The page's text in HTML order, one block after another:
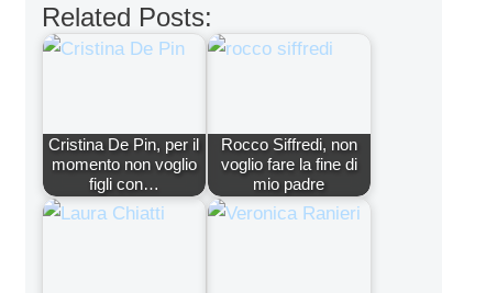
Related Posts:
Cristina De Pin, per il
momento non voglio
figli con…
Rocco Siffredi, non
voglio fare la fine di
mio padre